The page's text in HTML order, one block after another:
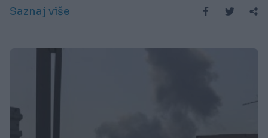
Saznaj više